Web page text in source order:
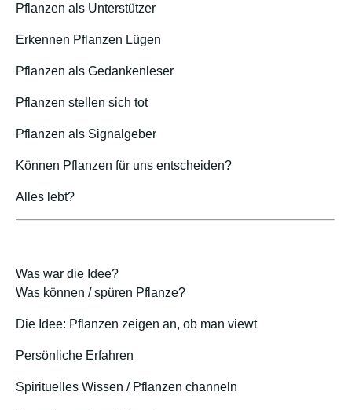
Pflanzen als Unterstützer
Erkennen Pflanzen Lügen
Pflanzen als Gedankenleser
Pflanzen stellen sich tot
Pflanzen als Signalgeber
Können Pflanzen für uns entscheiden?
Alles lebt?
Was war die Idee?
Was können / spüren Pflanze?
Die Idee: Pflanzen zeigen an, ob man viewt
Persönliche Erfahren
Spirituelles Wissen / Pflanzen channeln